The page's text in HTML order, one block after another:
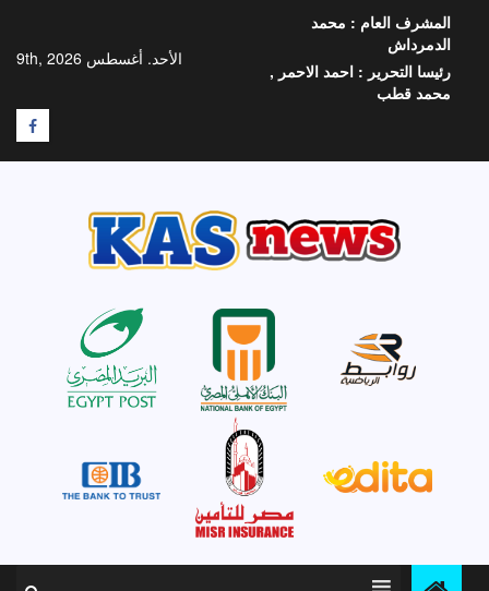
المحتوى
الأحد. أغسطس 9th, 2026
المشرف العام : محمد
الدمرداش
رئيسا التحرير : احمد الاحمر ,
محمد قطب
F